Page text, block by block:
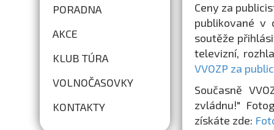
PORADNA
AKCE
KLUB TÚRA
VOLNOČASOVKY
KONTAKTY
Ceny za
publikované v
soutěže
televizní,
VVOZP za
Současně
zvládnu!"
získáte zde: